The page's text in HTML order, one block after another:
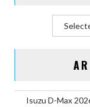
Isuzu D-Max